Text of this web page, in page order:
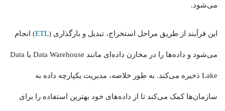
می‌شود.
این فرآیند از طریق مراحل استخراج، تبدیل و بارگذاری (ETL) انجام
می‌شود و داده‌ها را در مخازن داده‌ای مانند Data Warehouse یا Data
Lake ذخیره می‌کند. به طور خلاصه، مدیریت یکپارچه داده به
سازمان‌ها کمک می‌کند تا از داده‌های خود بهترین استفاده را برای